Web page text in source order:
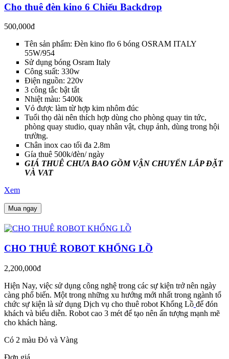
Cho thuê đèn kino 6 Chiếu Backdrop
500,000đ
Tên sản phẩm: Đèn kino flo 6 bóng OSRAM ITALY
55W/954
Sử dụng bóng Osram Italy
Công suất: 330w
Điện nguồn: 220v
3 công tắc bật tắt
Nhiệt màu: 5400k
Vỏ được làm từ hợp kim nhôm đúc
Tuổi thọ dài nên thích hợp dùng cho phòng quay tin tức,
phòng quay studio, quay nhân vật, chụp ảnh, dùng trong hội
trường.
Chân inox cao tối đa 2.8m
Gía thuê 500k/đèn/ ngày
GIÁ THUÊ CHƯA BAO GỒM VẬN CHUYỂN LẮP ĐẶT
VÀ VAT
Xem
Mua ngay
CHO THUÊ ROBOT KHỔNG LỒ
2,200,000đ
Hiện Nay, việc sử dụng công nghệ trong các sự kiện trở nên ngày
càng phổ biến. Một trong những xu hướng mới nhất trong ngành tổ
chức sự kiện là sử dụng Dịch vụ cho thuê robot Khổng Lồ để đón
khách và biểu diễn. Robot cao 3 mét để tạo nên ấn tượng mạnh mẽ
cho khách hàng.
Có 2 màu Đỏ và Vàng
Đơn giá